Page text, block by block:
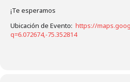
¡Te esperamos
Ubicación de Evento: https://
q=6.072674,-75.352814